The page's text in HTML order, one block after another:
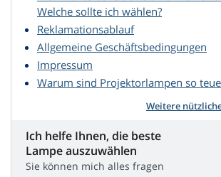
Welche sollte ich wählen?
Reklamationsablauf
Allgemeine Geschäftsbedingungen
Impressum
Warum sind Projektorlampen so
Weitere
Ich helfe Ihnen, die beste
Lampe auszuwählen
Sie können mich alles fragen